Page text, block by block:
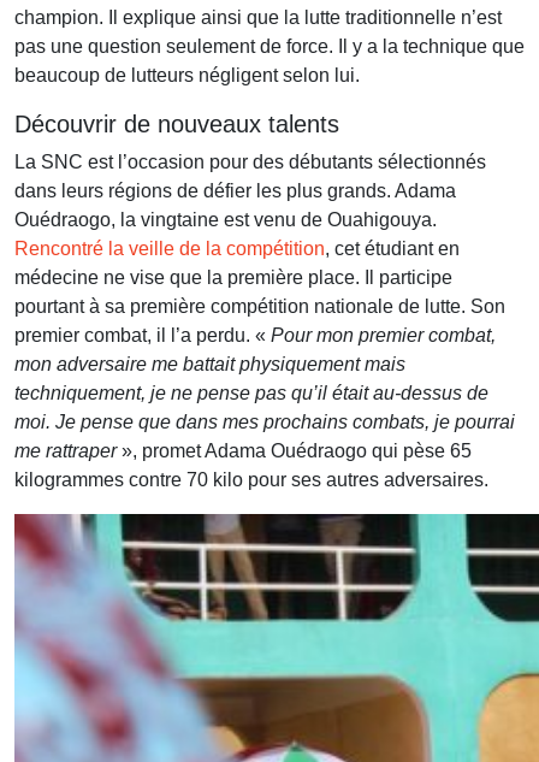
champion. Il explique ainsi que la lutte traditionnelle n’est
pas une question seulement de force. Il y a la technique que
beaucoup de lutteurs négligent selon lui.
Découvrir de nouveaux talents
La SNC est l’occasion pour des débutants sélectionnés
dans leurs régions de défier les plus grands. Adama
Ouédraogo, la vingtaine est venu de Ouahigouya.
Rencontré la veille de la compétition, cet étudiant en
médecine ne vise que la première place. Il participe
pourtant à sa première compétition nationale de lutte. Son
premier combat, il l’a perdu. « Pour mon premier combat,
mon adversaire me battait physiquement mais
techniquement, je ne pense pas qu’il était au-dessus de
moi. Je pense que dans mes prochains combats, je pourrai
me rattraper», promet Adama Ouédraogo qui pèse 65
kilogrammes contre 70 kilo pour ses autres adversaires.